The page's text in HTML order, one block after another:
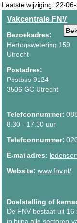
Laatste wijziging: 22-
Vakcentrale FNV
Bezoekadres:
Hertogswetering 159
Utrecht
Postadres:
Postbus 9124
3506 GC Utrecht
Telefoonnummer:
8.30 - 17.30 uur
Telefoonnummer:
E-mailadres:
Website: www.fnv.nl/
Doelstelling of
De FNV bestaat uit
in bijna alle sectoren